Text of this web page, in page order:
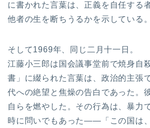
に書かれた言葉は、正義を自任する
他者の生を断ちうるかを示している。
そして1969年、同じ二月十一日。
江藤小三郎は国会議事堂前で焼身自
書」に綴られた言葉は、政治的主張
代への絶望と焦燥の告白であった。
自らを燃やした。その行為は、暴力
時に問いでもあった――「この国は